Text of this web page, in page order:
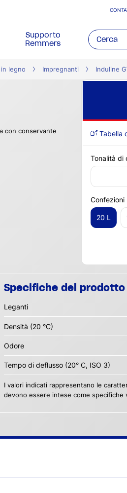
Supporto
Remmers
legno Impregnanti Induline
con conservante
Tabella
Tonalità di
Confezioni
20 L
Specifiche del prodotto
Leganti
Densità (20 °C)
Odore
Tempo di deflusso (20° C, ISO 3)
I valori indicati rappresentano le
devono essere intese come specifiche